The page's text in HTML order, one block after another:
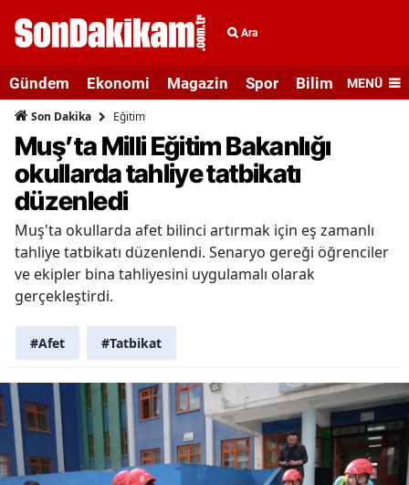
Ara
Gündem Ekonomi Magazin Spor Bilim veMENÜ
Son Dakika Eğitim
Muş’ta Milli Eğitim Bakanlığı
okullarda tahliye tatbikatı
düzenledi
Muş'ta okullarda afet bilinci artırmak için eş zamanlı
tahliye tatbikatı düzenlendi. Senaryo gereği öğrenciler
ve ekipler bina tahliyesini uygulamalı olarak
gerçekleştirdi.
#Afet #Tatbikat